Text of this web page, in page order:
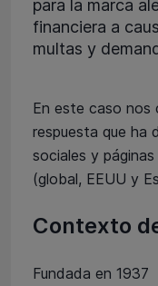
para la marca
financiera a
multas y
En este caso nos
respuesta que ha
sociales y
(global, EEUU y
Contexto
Fundada en 1937